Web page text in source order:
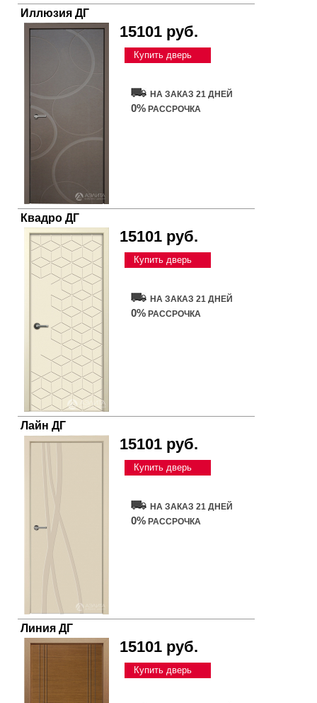
Иллюзия ДГ
15101 руб.
Купить дверь
НА ЗАКАЗ 21 ДНЕЙ
0% РАССРОЧКА
Квадро ДГ
15101 руб.
Купить дверь
НА ЗАКАЗ 21 ДНЕЙ
0% РАССРОЧКА
Лайн ДГ
15101 руб.
Купить дверь
НА ЗАКАЗ 21 ДНЕЙ
0% РАССРОЧКА
Линия ДГ
15101 руб.
Купить дверь